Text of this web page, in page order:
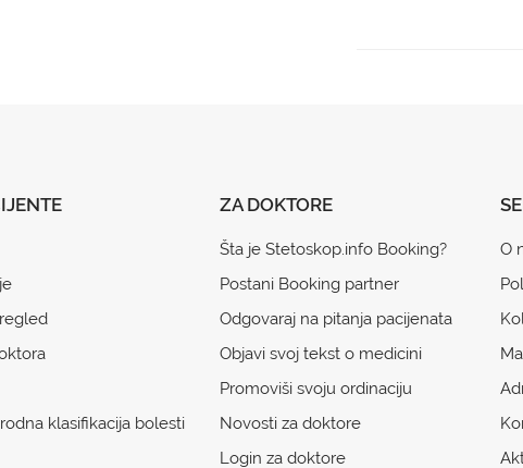
klasifikacija bolesti
ZA DOKTORE
Šta je Stetoskop.info Booking?
Postani Booking partner
Odgovaraj na pitanja pacijenata
Objavi svoj tekst o medicini
Promoviši svoju ordinaciju
Novosti za doktore
Login za doktore
O